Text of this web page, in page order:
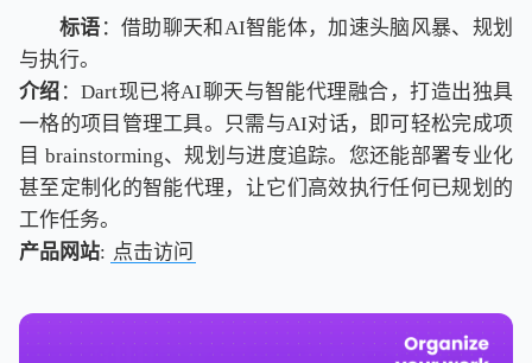
标语 ：借助聊天和AI智能体，加速头脑风暴、规划
与执行。
介绍 ：Dart现已将AI聊天与智能代理融合，打造出独具
一格的项目管理工具。只需与AI对话，即可轻松完成项
目 brainstorming、规划与进度追踪。您还能部署专业化
甚至定制化的智能代理，让它们高效执行任何已规划的
工作任务。
产品网站: 点击访问